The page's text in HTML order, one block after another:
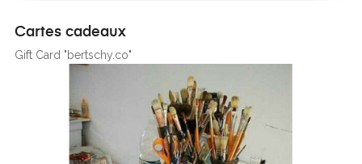
Cartes cadeaux
Gift Card "bertschy.co"